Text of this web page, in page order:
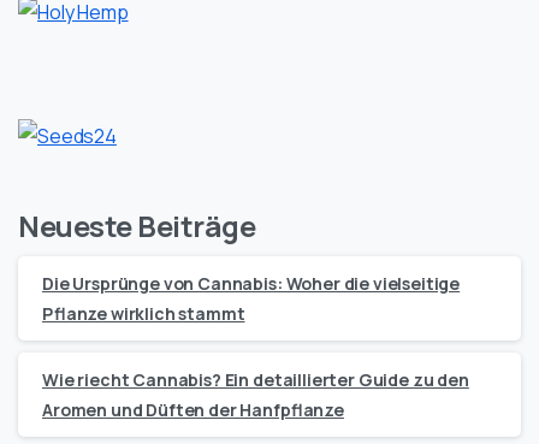
Neueste Beiträge
Die Ursprünge von Cannabis: Woher die vielseitige
Pflanze wirklich stammt
Wie riecht Cannabis? Ein detaillierter Guide zu den
Aromen und Düften der Hanfpflanze